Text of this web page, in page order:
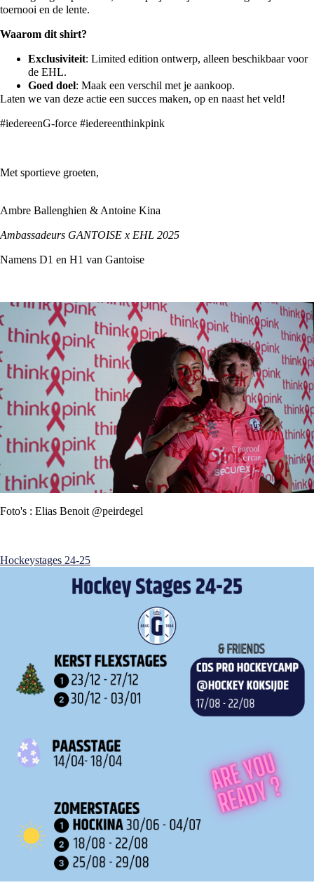
toernooi en de lente.
Waarom dit shirt?
Exclusiviteit: Limited edition ontwerp, alleen beschikbaar voor
de EHL.
Goed doel: Maak een verschil met je aankoop.
Laten we van deze actie een succes maken, op en naast het veld!
#iedereenG-force #iedereenthinkpink
Met sportieve groeten,
Ambre Ballenghien & Antoine Kina
Ambassadeurs GANTOISE x EHL 2025
Namens D1 en H1 van Gantoise
Foto's : Elias Benoit @peirdegel
Hockeystages 24-25